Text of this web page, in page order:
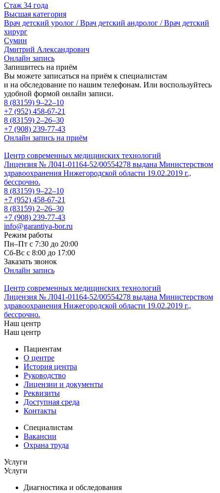
Стаж 34 года
Высшая категория
Врач детский уролог / Врач детский андролог / Врач детский
хирург
Сумин
Дмитрий Александрович
Онлайн запись
Запишитесь на приём
Вы можете записаться на приём к специалистам
и на обследование по нашим телефонам. Или воспользуйтесь
удобной формой онлайн записи.
8 (83159) 9–22–10
+7 (952) 458-67-21
8 (83159) 2–26–30
+7 (908) 239-77-43
Онлайн запись на приём
Центр современных медицинских технологий
Лицензия № Л041-01164-52/00554278 выдана Министерством
здравоохранения Нижегородской области 19.02.2019 г.,
бессрочно.
8 (83159) 9–22–10
+7 (952) 458-67-21
8 (83159) 2–26–30
+7 (908) 239-77-43
info@garantiya-bor.ru
Режим работы
Пн–Пт с 7:30 до 20:00
Cб-Вс с 8:00 до 17:00
Заказать звонок
Онлайн запись
Центр современных медицинских технологий
Лицензия № Л041-01164-52/00554278 выдана Министерством
здравоохранения Нижегородской области 19.02.2019 г.,
бессрочно.
Наш центр
Наш центр
Пациентам
О центре
История центра
Руководство
Лицензии и документы
Реквизиты
Доступная среда
Контакты
Специалистам
Вакансии
Охрана труда
Услуги
Услуги
Диагностика и обследования